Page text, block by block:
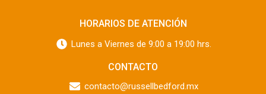
HORARIOS DE ATENCIÓN
Lunes a Viernes de 9:00 a 19:00 hrs.
CONTACTO
contacto@russellbedford.mx